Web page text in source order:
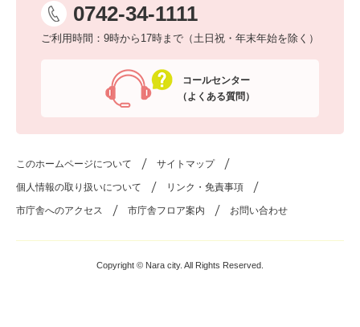
0742-34-1111
ご利用時間：9時から17時まで（土日祝・年末年始を除く）
コールセンター
（よくある質問）
このホームページについて サイトマップ
個人情報の取り扱いについて リンク・免責事項
市庁舎へのアクセス 市庁舎フロア案内 お問い合わせ
Copyright © Nara city. All Rights Reserved.